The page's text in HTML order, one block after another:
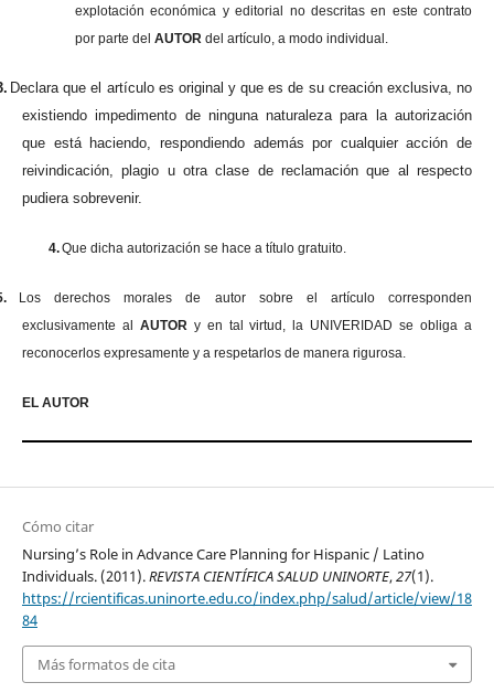
explotación económica y editorial no descritas en este contrato
por parte del AUTORdel artículo, a modo individual.
Declara que el artículo es original y que es de su creación exclusiva, no
existiendo impedimento de ninguna naturaleza para la autorización
que está haciendo, respondiendo además por cualquier acción de
reivindicación, plagio u otra clase de reclamación que al respecto
pudiera sobrevenir.
4.Que dicha autorización se hace a título gratuito.
Los derechos morales de autor sobre el artículo corresponden
exclusivamente al AUTOR y en tal virtud, la UNIVERIDAD se obliga a
reconocerlos expresamente y a respetarlos de manera rigurosa.
EL AUTOR
Cómo citar
Nursing’s Role in Advance Care Planning for Hispanic / Latino
Individuals. (2011).REVISTA CIENTÍFICA SALUD UNINORTE,27(1).
https://rcientificas.uninorte.edu.co/index.php/salud/article/view/18
84
Más formatos de cita